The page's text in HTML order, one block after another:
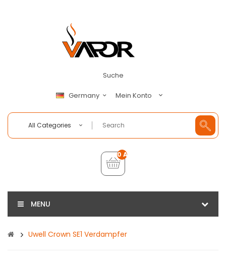
Suche
Germany Mein Konto
All Categories
0 Artikel - €0,00
MENU
Uwell Crown SE1 Verdampfer